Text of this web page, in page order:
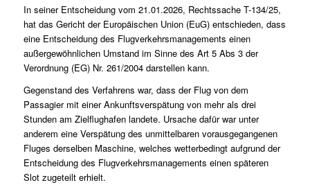
In seiner Entscheidung vom 21.01.2026, Rechtssache T-134/25,
hat das Gericht der Europäischen Union (EuG) entschieden, dass
eine Entscheidung des Flugverkehrsmanagements einen
außergewöhnlichen Umstand im Sinne des Art 5 Abs 3 der
Verordnung (EG) Nr. 261/2004 darstellen kann.
Gegenstand des Verfahrens war, dass der Flug von dem
Passagier mit einer Ankunftsverspätung von mehr als drei
Stunden am Zielflughafen landete. Ursache dafür war unter
anderem eine Verspätung des unmittelbaren vorausgegangenen
Fluges derselben Maschine, welches wetterbedingt aufgrund der
Entscheidung des Flugverkehrsmanagements einen späteren
Slot zugeteilt erhielt.